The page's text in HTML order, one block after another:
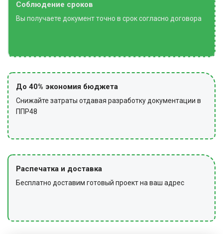
ЗАКЛЮЧИТЕЛЬНЫЕ РАБОТЫ
ограждения и предупредительные знаки.
Соблюдение сроков
Вы получаете документ точно в срок согласно договора
До 40% экономия бюджета
Снижайте затраты отдавая разработку документации в
ППР48
Распечатка и доставка
Бесплатно доставим готовый проект на ваш адрес